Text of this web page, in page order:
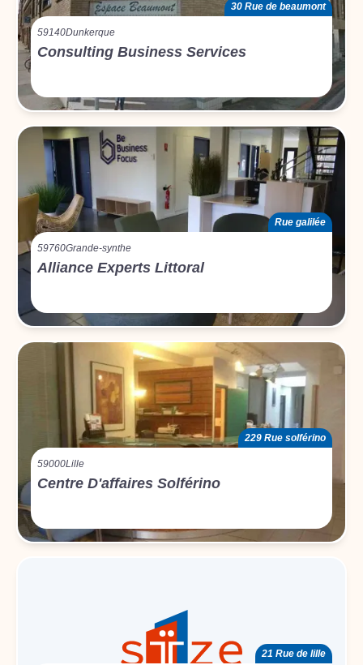
30 Rue de beaumont
59140Dunkerque
Consulting Business Services
Rue galilée
59760Grande-synthe
Alliance Experts Littoral
229 Rue solférino
59000Lille
Centre D'affaires Solférino
21 Rue de lille